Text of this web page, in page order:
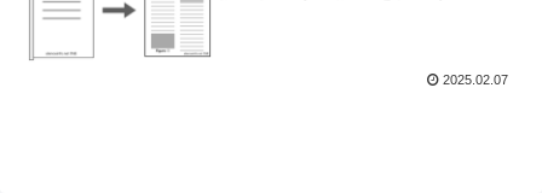
2025.02.07